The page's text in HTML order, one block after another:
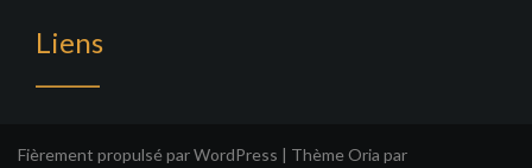
Liens
Fièrement propulsé par WordPress | Thème Oria par